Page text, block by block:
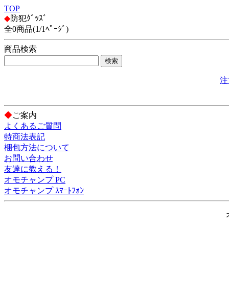
TOP
◆防犯ｸﾞｯｽﾞ
全0商品(1/1ﾍﾟｰｼﾞ)
商品検索
◆ご案内
よくあるご質問
特商法表記
梱包方法について
お問い合わせ
友達に教える！
オモチャンプ PC
オモチャンプ ｽﾏｰﾄﾌｫﾝ